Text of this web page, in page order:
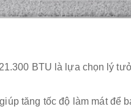
BTU là lựa chọn lý
tăng tốc độ làm mát để